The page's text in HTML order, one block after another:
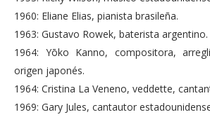
1960: Eliane Elias, pianista brasileña.
1963: Gustavo Rowek, baterista argentino.
1964: Yōko Kanno, compositora,
origen japonés.
1964: Cristina La Veneno, veddette,
1969: Gary Jules, cantautor